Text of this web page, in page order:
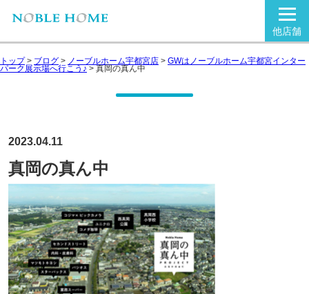
他店舗
トップ> ブログ > ノーブルホーム宇都宮店 > GWはノーブルホーム宇都宮インター
パーク展示場へ行こう♪ > 真岡の真ん中
2023.04.11
真岡の真ん中